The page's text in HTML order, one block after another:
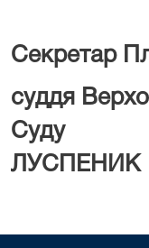
Секретар
суддя
ЛУСПЕНИК